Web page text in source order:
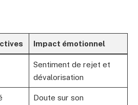
Impact émotionnel
Sentiment de rejet et
dévalorisation
Doute sur son